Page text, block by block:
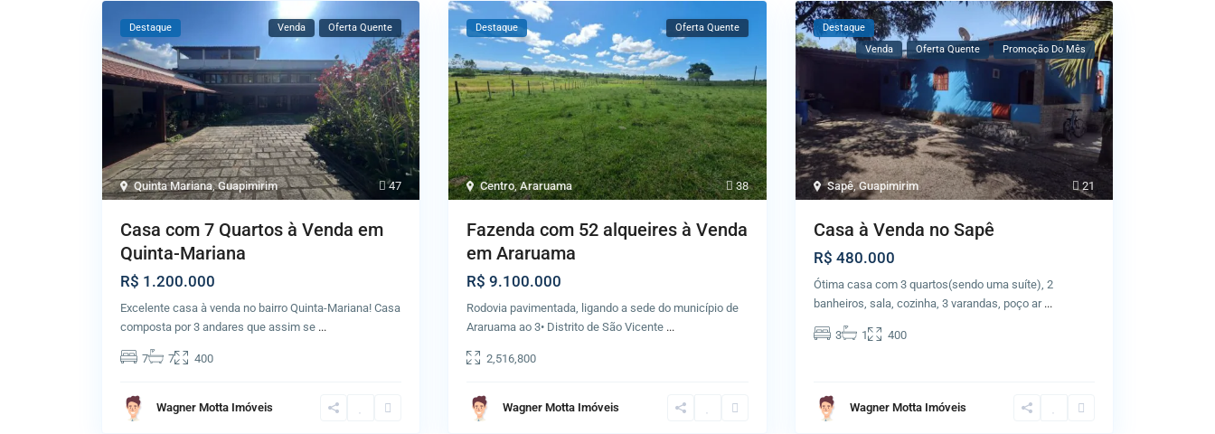
47
Quinta Mariana,Guapimirim
Destaque Venda Oferta Quente
Casa com 7 Quartos à Venda em
Quinta-Mariana
R$ 1.200.000
Excelente casa à venda no bairro Quinta-Mariana! Casa
composta por 3 andares que assim se ...
7 7 400
Wagner Motta Imóveis
38
Centro,Araruama
Destaque Oferta Quente
Fazenda com 52 alqueires à Venda
em Araruama
R$ 9.100.000
Rodovia pavimentada, ligando a sede do município de
Araruama ao 3• Distrito de São Vicente ...
2,516,800
Wagner Motta Imóveis
21
Sapê,Guapimirim
Destaque
Venda
Oferta Quente Promoção Do Mês
Casa à Venda no Sapê
R$ 480.000
Ótima casa com 3 quartos(sendo uma suíte), 2
banheiros, sala, cozinha, 3 varandas, poço ar ...
3 1 400
Wagner Motta Imóveis